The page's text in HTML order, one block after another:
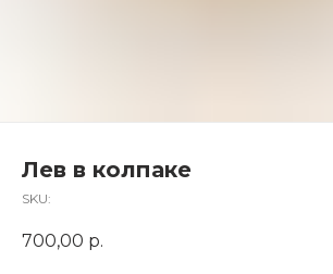
Лев в колпаке
SKU:
700,00 р.